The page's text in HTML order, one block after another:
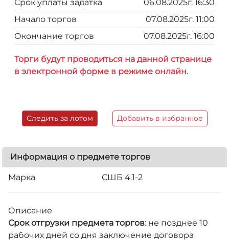
Срок уплаты задатка
06.08.2025г. 16:30
Начало торгов
07.08.2025г. 11:00
Окончание торгов
07.08.2025г. 16:00
Торги будут проводиться на данной странице
в электронной форме в режиме онлайн.
Следить за лотом Добавить в избранное
Информация о предмете торгов
Марка СШБ 4.1-2
Описание
Срок отгрузки предмета торгов: не позднее 10
рабочих дней со дня заключение договора